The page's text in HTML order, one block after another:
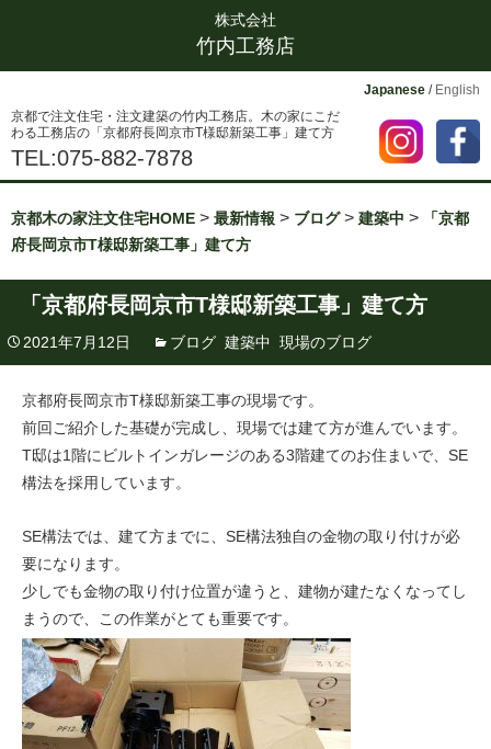
株式会社
竹内工務店
Japanese / English
京都で注文住宅・注文建築の竹内工務店。木の家にこだ
わる工務店の「京都府長岡京市T様邸新築工事」建て方
TEL:075-882-7878
京都木の家注文住宅HOME > 最新情報 > ブログ> 建築中 >
「京都
府長岡京市T様邸新築工事」建て方
「京都府長岡京市T様邸新築工事」建て方
2021年7月12日 ブログ 建築中 現場のブログ
京都府長岡京市T様邸新築工事の現場です。
前回ご紹介した基礎が完成し、現場では建て方が進んでいます。
T邸は1階にビルトインガレージのある3階建てのお住まいで、SE
構法を採用しています。
SE構法では、建て方までに、SE構法独自の金物の取り付けが必
要になります。
少しでも金物の取り付け位置が違うと、建物が建たなくなってし
まうので、この作業がとても重要です。